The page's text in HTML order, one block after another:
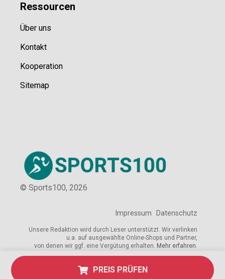
PREIS PRÜFEN
Ressourcen
Über uns
Kontakt
Kooperation
Sitemap
© Sports100, 2026
Impressum Datenschutz
Unsere Redaktion wird durch Leser unterstützt. Wir verlinken
u.a. auf ausgewählte Online-Shops und Partner,
von denen wir ggf. eine Vergütung erhalten. Mehr erfahren.
Adresse